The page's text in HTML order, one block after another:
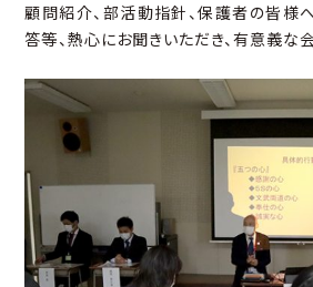
顧問紹介、部活動指針、保護者の皆様
答等、熱心にお聞きいただき、有意義な